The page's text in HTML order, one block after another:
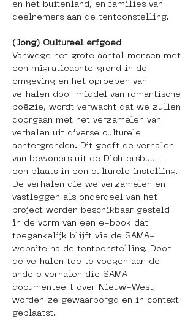
en het buitenland, en families van
deelnemers aan de tentoonstelling.
(Jong) Cultureel erfgoed
Vanwege het grote aantal mensen met
een migratieachtergrond in de
omgeving en het oproepen van
verhalen door middel van romantische
poëzie, wordt verwacht dat we zullen
doorgaan met het verzamelen van
verhalen uit diverse culturele
achtergronden. Dit geeft de verhalen
van bewoners uit de Dichtersbuurt
een plaats in een culturele instelling.
De verhalen die we verzamelen en
vastleggen als onderdeel van het
project worden beschikbaar gesteld
in de vorm van een e-book dat
toegankelijk blijft via de SAMA-
website na de tentoonstelling. Door
de verhalen toe te voegen aan de
andere verhalen die SAMA
documenteert over Nieuw-West,
worden ze gewaarborgd en in context
geplaatst.